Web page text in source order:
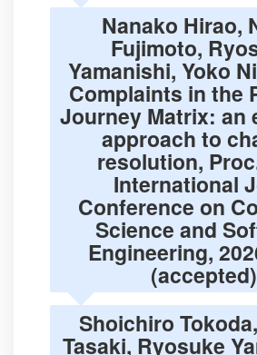
Nanako Hirao,
Fujimoto,
Yamanishi, Yoko
Complaints in the
Journey Matrix: an
approach to
resolution,
International
Conference on
Science and
Engineering,
(accepted)
Shoichiro
Tasaki, Ryosuke